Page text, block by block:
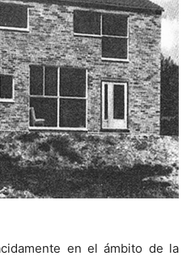
en el ámbito de la